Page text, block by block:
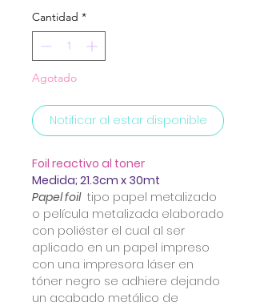
Cantidad *
Agotado
Notificar al estar disponible
Foil reactivo al toner
Medida; 21.3cm x 30mt
Papel foil tipo papel metalizado
o película metalizada elaborado
con poliéster el cual al ser
aplicado en un papel impreso
con una impresora láser en
tóner negro se adhiere dejando
un acabado metálico de